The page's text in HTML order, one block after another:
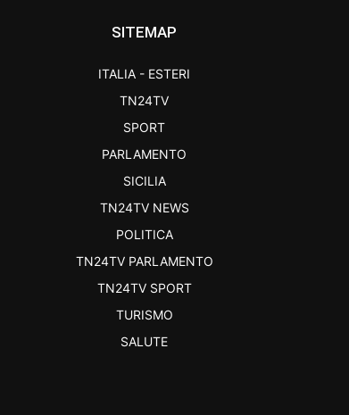
SITEMAP
ITALIA - ESTERI
TN24TV
SPORT
PARLAMENTO
SICILIA
TN24TV NEWS
POLITICA
TN24TV PARLAMENTO
TN24TV SPORT
TURISMO
SALUTE